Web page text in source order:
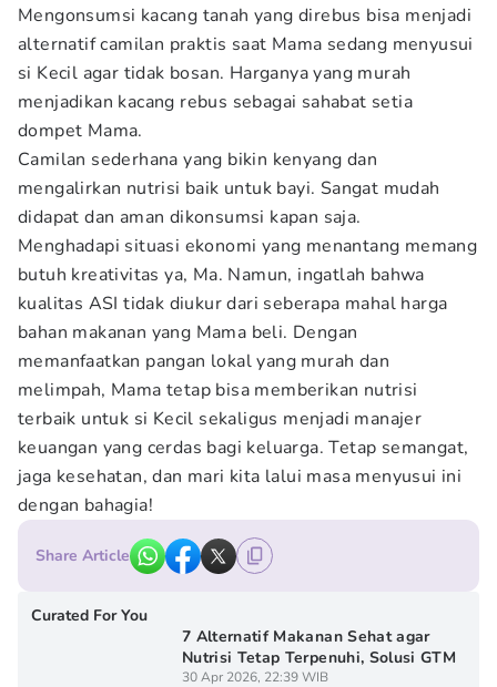
Mengonsumsi kacang tanah yang direbus bisa menjadi
alternatif camilan praktis saat Mama sedang menyusui
si Kecil agar tidak bosan. Harganya yang murah
menjadikan kacang rebus sebagai sahabat setia
dompet Mama.
Camilan sederhana yang bikin kenyang dan
mengalirkan nutrisi baik untuk bayi. Sangat mudah
didapat dan aman dikonsumsi kapan saja.
Menghadapi situasi ekonomi yang menantang memang
butuh kreativitas ya, Ma. Namun, ingatlah bahwa
kualitas ASI tidak diukur dari seberapa mahal harga
bahan makanan yang Mama beli. Dengan
memanfaatkan pangan lokal yang murah dan
melimpah, Mama tetap bisa memberikan nutrisi
terbaik untuk si Kecil sekaligus menjadi manajer
keuangan yang cerdas bagi keluarga. Tetap semangat,
jaga kesehatan, dan mari kita lalui masa menyusui ini
dengan bahagia!
Share Article
Curated For You
7 Alternatif Makanan Sehat agar
Nutrisi Tetap Terpenuhi, Solusi GTM
30 Apr 2026, 22:39 WIB